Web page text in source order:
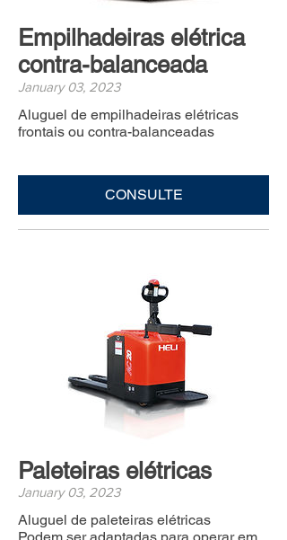
Empilhadeiras elétrica
contra-balanceada
January 03, 2023
Aluguel de empilhadeiras elétricas
frontais ou contra-balanceadas
CONSULTE
Paleteiras elétricas
January 03, 2023
Aluguel de paleteiras elétricas